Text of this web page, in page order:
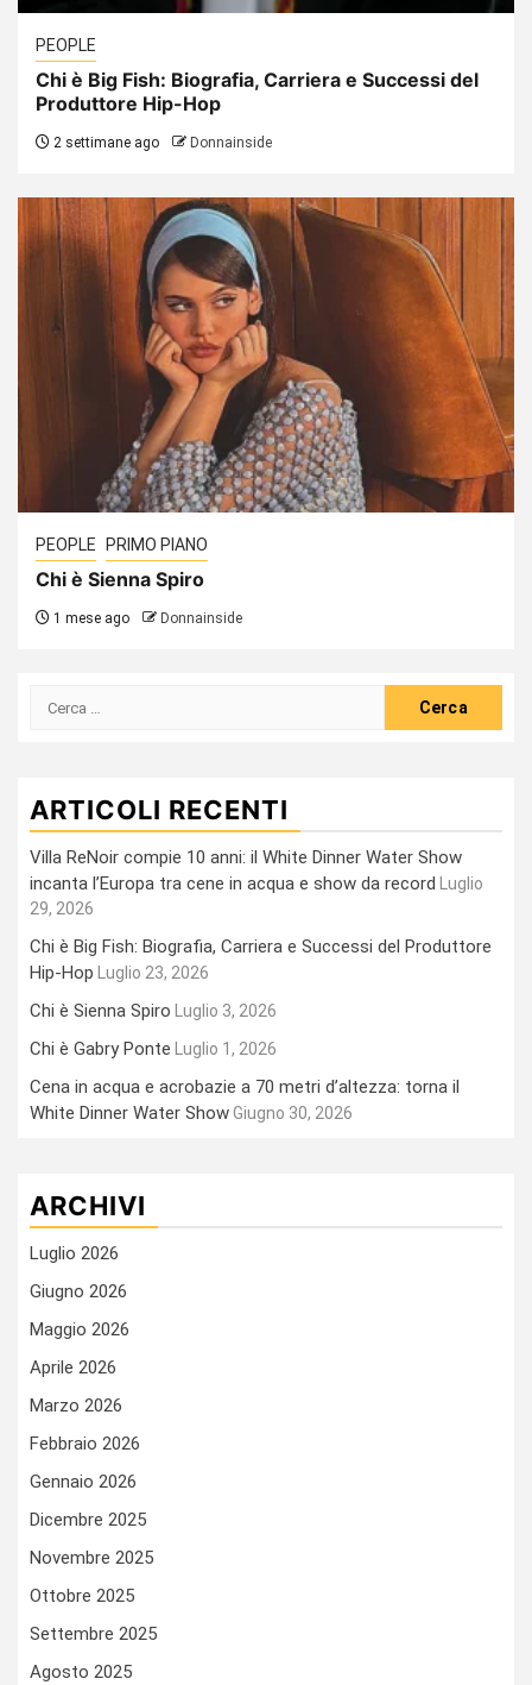
PEOPLE
Chi è Big Fish: Biografia, Carriera e Successi del
Produttore Hip-Hop
2 settimane ago Donnainside
PEOPLE PRIMO PIANO
Chi è Sienna Spiro
1 mese ago Donnainside
Ricerca
ARTICOLI RECENTI
Villa ReNoir compie 10 anni: il White Dinner Water Show
incanta l’Europa tra cene in acqua e show da record
Luglio
29, 2026
Chi è Big Fish: Biografia, Carriera e Successi del Produttore
Hip-Hop
Luglio 23, 2026
Chi è Sienna Spiro Luglio 3, 2026
Chi è Gabry Ponte Luglio 1, 2026
Cena in acqua e acrobazie a 70 metri d’altezza: torna il
White Dinner Water ShowGiugno 30, 2026
ARCHIVI
Luglio 2026
Giugno 2026
Maggio 2026
Aprile 2026
Marzo 2026
Febbraio 2026
Gennaio 2026
Dicembre 2025
Novembre 2025
Ottobre 2025
Settembre 2025
Agosto 2025